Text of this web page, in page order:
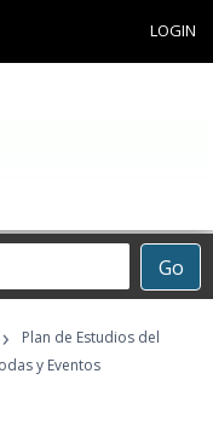
LOGIN
Go
›
Plan de Estudios del
y Eventos